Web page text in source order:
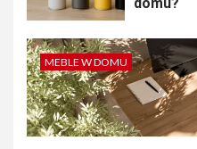
MEBLE W DOMU